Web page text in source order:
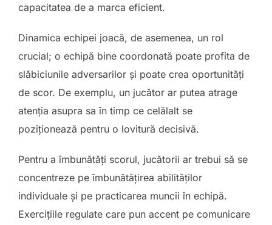
capacitatea de a marca eficient.
Dinamica echipei joacă, de asemenea, un rol
crucial; o echipă bine coordonată poate profita de
slăbiciunile adversarilor și poate crea oportunități
de scor. De exemplu, un jucător ar putea atrage
atenția asupra sa în timp ce celălalt se
poziționează pentru o lovitură decisivă.
Pentru a îmbunătăți scorul, jucătorii ar trebui să se
concentreze pe îmbunătățirea abilităților
individuale și pe practicarea muncii în echipă.
Exercițiile regulate care pun accent pe comunicare